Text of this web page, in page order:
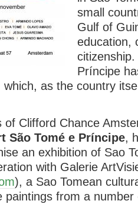
small
Gulf of
education,
Príncipe
as the country
of Clifford Chance
São Tomé e Príncipe,
an exhibition of Sao
with Galerie
), a Sao Tomean
paintings from a number